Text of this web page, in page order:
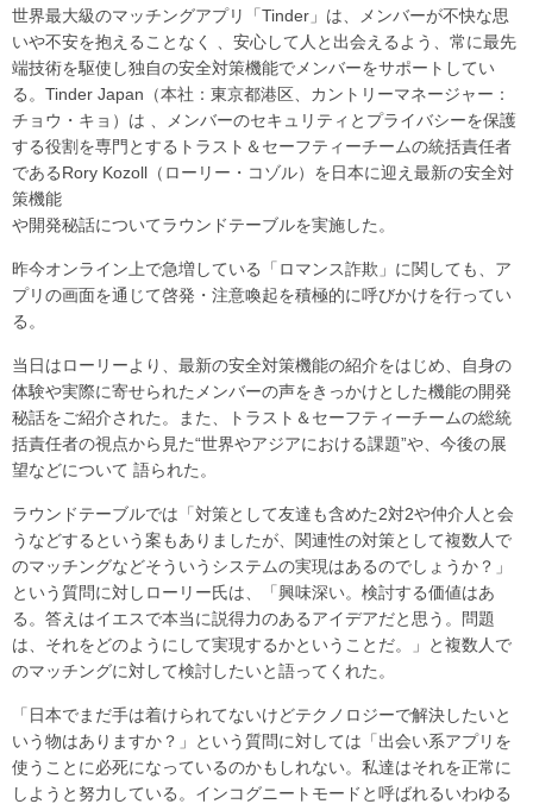
世界最大級のマッチングアプリ「Tinder」は、メンバーが不快な思
いや不安を抱えることなく 、安心して人と出会えるよう、常に最先
端技術を駆使し独自の安全対策機能でメンバーをサポートしてい
る。Tinder Japan（本社：東京都港区、カントリーマネージャー：
チョウ・キョ）は 、メンバーのセキュリティとプライバシーを保護
する役割を専門とするトラスト＆セーフティーチームの統括責任者
であるRory Kozoll（ローリー・コゾル）を日本に迎え最新の安全対
策機能
や開発秘話についてラウンドテーブルを実施した。
昨今オンライン上で急増している「ロマンス詐欺」に関しても、ア
プリの画面を通じて啓発・注意喚起を積極的に呼びかけを行ってい
る。
当日はローリーより、最新の安全対策機能の紹介をはじめ、自身の
体験や実際に寄せられたメンバーの声をきっかけとした機能の開発
秘話をご紹介された。また、トラスト＆セーフティーチームの総統
括責任者の視点から見た“世界やアジアにおける課題”や、今後の展
望などについて 語られた。
ラウンドテーブルでは「対策として友達も含めた2対2や仲介人と会
うなどするという案もありましたが、関連性の対策として複数人で
のマッチングなどそういうシステムの実現はあるのでしょうか？」
という質問に対しローリー氏は、「興味深い。検討する価値はあ
る。答えはイエスで本当に説得力のあるアイデアだと思う。問題
は、それをどのようにして実現するかということだ。」と複数人で
のマッチングに対して検討したいと語ってくれた。
「日本でまだ手は着けられてないけどテクノロジーで解決したいと
いう物はありますか？」という質問に対しては「出会い系アプリを
使うことに必死になっているのかもしれない。私達はそれを正常に
しようと努力している。インコグニートモードと呼ばれるいわゆる